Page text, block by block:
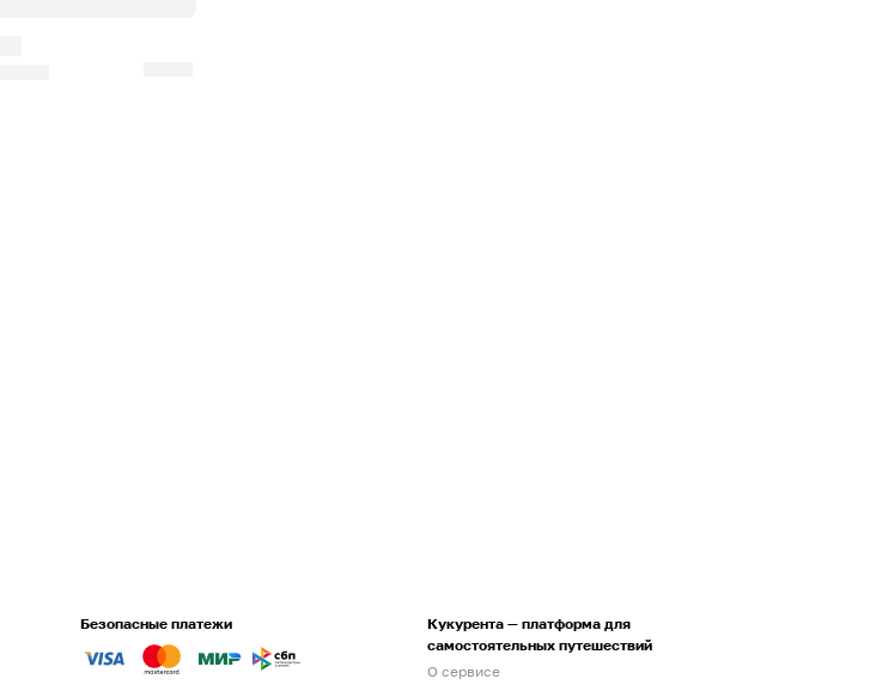
Безопасные платежи
Кукурента — платформа для
самостоятельных путешествий
О сервисе